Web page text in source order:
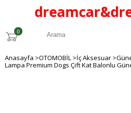
dreamcar&
0
Anasayfa >OTOMOBİL >İç Aksesuar >
Lampa Premium Dogs Çift Kat Balonlu